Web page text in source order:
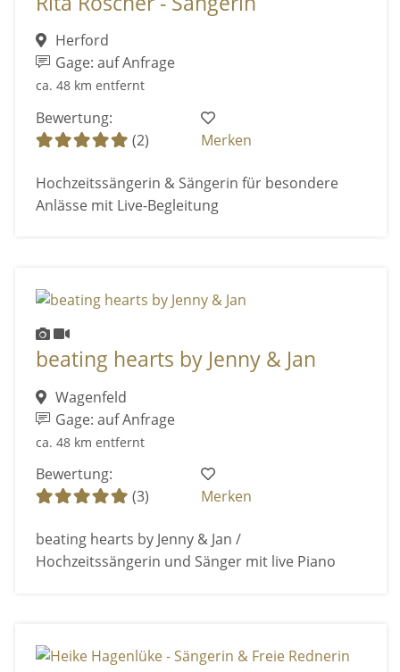
Herford
Gage: auf Anfrage
ca. 48 km entfernt
Bewertung:
(2)
Merken
Hochzeitssängerin & Sängerin für besondere
Anlässe mit Live-Begleitung
beating hearts by Jenny & Jan
Wagenfeld
Gage: auf Anfrage
ca. 48 km entfernt
Bewertung:
(3)
Merken
beating hearts by Jenny & Jan /
Hochzeitssängerin und Sänger mit live Piano